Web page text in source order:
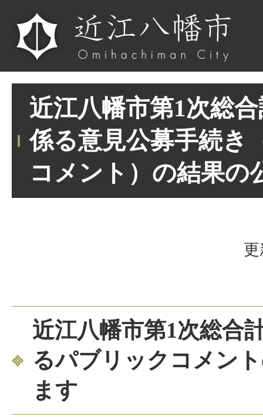
近江八幡市第1次総
係る意見公募手続き
コメント）の結果の
近江八幡市第1次総合
るパブリックコメン
ます